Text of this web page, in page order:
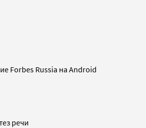
Forbes Russia на Android
речи